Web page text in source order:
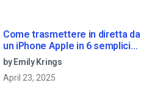
Come trasmettere in diretta da
un iPhone Apple in 6 semplici
passi
by Emily Krings
April 23, 2025